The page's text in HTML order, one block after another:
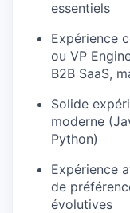
essentiels
Expérience
ou VP
B2B SaaS,
Solide
moderne
Python)
Expérience
de
évolutives